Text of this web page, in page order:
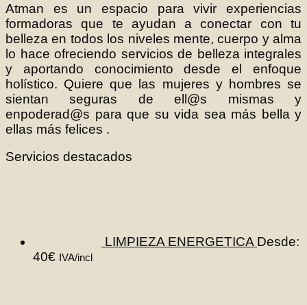
Atman es un espacio para vivir experiencias
formadoras que te ayudan a conectar con tu
belleza en todos los niveles mente, cuerpo y alma
lo hace ofreciendo servicios de belleza integrales
y aportando conocimiento desde el enfoque
holístico. Quiere que las mujeres y hombres se
sientan seguras de ell@s mismas y
enpoderad@s para que su vida sea más bella y
ellas más felices .
Servicios destacados
LIMPIEZA ENERGETICA Desde:
40€ IVA/incl